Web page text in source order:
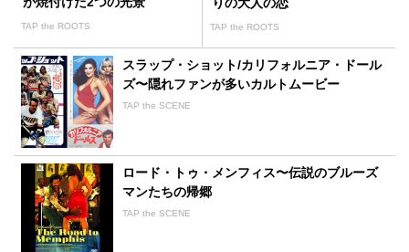
TAP the ROOTS TAP the ROOTS
スラップ・ショット/カリフォルニア・ドール
ズ〜隠れファンが多いカルトムービー
TAP the SCENE
ロード・トゥ・メンフィス〜伝説のブルーズ
マンたちの帰郷
TAP the SCENE